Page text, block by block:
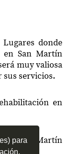
para
donde
en San Martín
muy valiosa
servicios.
en
en San Martín